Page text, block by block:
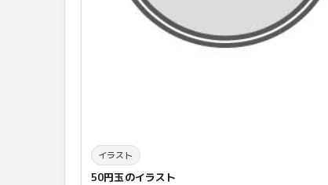
イラスト
50円玉のイラスト